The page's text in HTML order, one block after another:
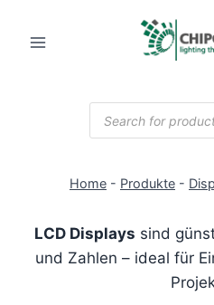
Inhalt
Products
search
Home - Produkte -
LCD Displays sind
und Zahlen – ideal für